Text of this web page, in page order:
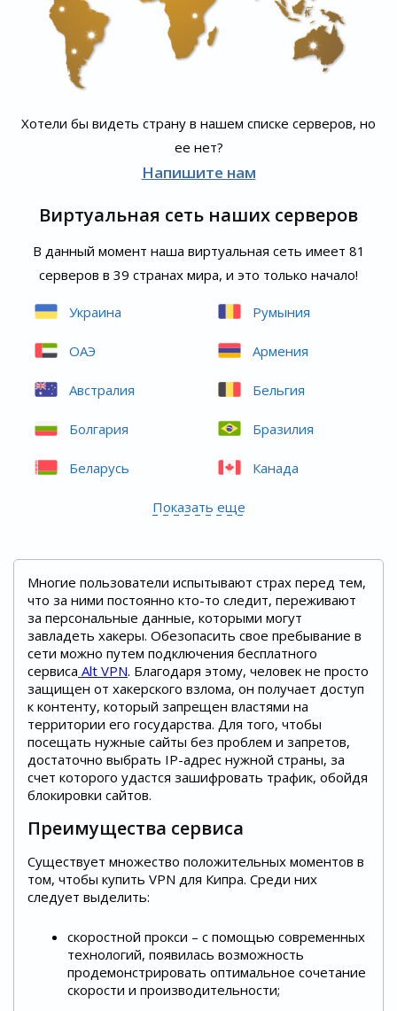
Хотели бы видеть страну в нашем списке серверов, но
ее нет?
Напишите нам
Виртуальная сеть наших серверов
В данный момент наша виртуальная сеть имеет 81
серверов в 39 странах мира, и это только начало!
Украина Румыния
ОАЭ Армения
Австралия Бельгия
Болгария Бразилия
Беларусь Канада
Показать еще
Многие пользователи испытывают страх перед тем,
что за ними постоянно кто-то следит, переживают
за персональные данные, которыми могут
завладеть хакеры. Обезопасить свое пребывание в
сети можно путем подключения бесплатного
сервиса Alt VPN. Благодаря этому, человек не просто
защищен от хакерского взлома, он получает доступ
к контенту, который запрещен властями на
территории его государства. Для того, чтобы
посещать нужные сайты без проблем и запретов,
достаточно выбрать IP-адрес нужной страны, за
счет которого удастся зашифровать трафик, обойдя
блокировки сайтов.
Преимущества сервиса
Существует множество положительных моментов в
том, чтобы купить VPN для Кипра. Среди них
следует выделить:
скоростной прокси – с помощью современных
технологий, появилась возможность
продемонстрировать оптимальное сочетание
скорости и производительности;